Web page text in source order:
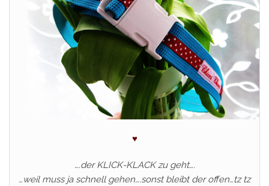
♥
….der KLICK-KLACK zu geht….
…weil muss ja schnell gehen….sonst bleibt der offen…tz tz